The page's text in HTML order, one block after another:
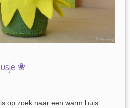
❀
op zoek naar een warm huis